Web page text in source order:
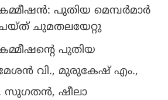
പുതിയ മെമ്പർമാർ
ചുമതലയേറ്റു
പുതിയ
വി., മുരുകേഷ് എം.,
ഷീലാ